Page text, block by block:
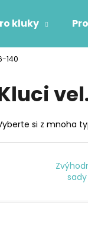
kluky
140
si z mnoha
sady
Co